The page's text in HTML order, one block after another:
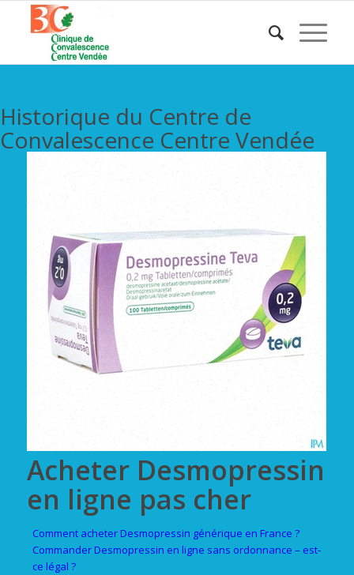
Historique du Centre de
Convalescence Centre Vendée
Acheter Desmopressin
en ligne pas cher
Comment acheter Desmopressin générique en France ?
Commander Desmopressin en ligne sans ordonnance – est-
ce légal ?